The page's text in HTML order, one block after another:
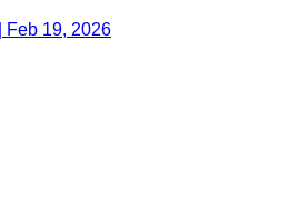
Feb 19, 2026